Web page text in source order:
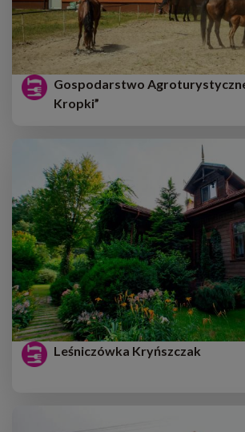
Gospodarstwo
Kropki”
Leśniczówka Kryńszczak